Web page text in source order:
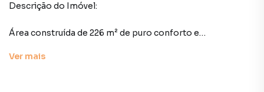
Descrição do Imóvel:
Área construída de 226 m² de puro conforto e
Ver mais